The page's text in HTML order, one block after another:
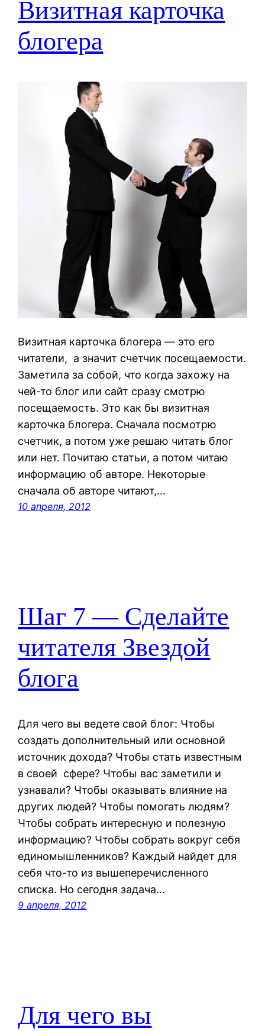
Визитная карточка
блогера
Визитная карточка блогера — это его
читатели, а значит счетчик посещаемости.
Заметила за собой, что когда захожу на
чей-то блог или сайт сразу смотрю
посещаемость. Это как бы визитная
карточка блогера. Сначала посмотрю
счетчик, а потом уже решаю читать блог
или нет. Почитаю статьи, а потом читаю
информацию об авторе. Некоторые
сначала об авторе читают,…
10 апреля, 2012
Шаг 7 — Сделайте
читателя Звездой
блога
Для чего вы ведете свой блог: Чтобы
создать дополнительный или основной
источник дохода? Чтобы стать известным
в своей сфере? Чтобы вас заметили и
узнавали? Чтобы оказывать влияние на
других людей? Чтобы помогать людям?
Чтобы собрать интересную и полезную
информацию? Чтобы собрать вокруг себя
единомышленников? Каждый найдет для
себя что-то из вышеперечисленного
списка. Но сегодня задача…
9 апреля, 2012
Для чего вы